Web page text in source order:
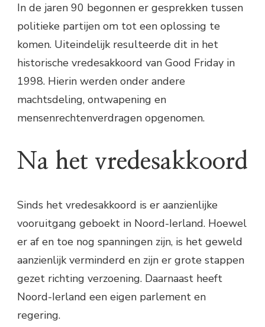
In de jaren 90 begonnen er gesprekken tussen
politieke partijen om tot een oplossing te
komen. Uiteindelijk resulteerde dit in het
historische vredesakkoord van Good Friday in
1998. Hierin werden onder andere
machtsdeling, ontwapening en
mensenrechtenverdragen opgenomen.
Na het vredesakkoord
Sinds het vredesakkoord is er aanzienlijke
vooruitgang geboekt in Noord-Ierland. Hoewel
er af en toe nog spanningen zijn, is het geweld
aanzienlijk verminderd en zijn er grote stappen
gezet richting verzoening. Daarnaast heeft
Noord-Ierland een eigen parlement en
regering.